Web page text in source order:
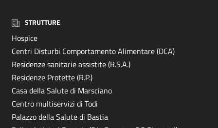
STRUTTURE
Hospice
Centri Disturbi Comportamento Alimentare (DCA)
Residenze sanitarie assistite (R.S.A.)
Residenze Protette (R.P.)
Casa della Salute di Marsciano
Centro multiservizi di Todi
Palazzo della Salute di Bastia